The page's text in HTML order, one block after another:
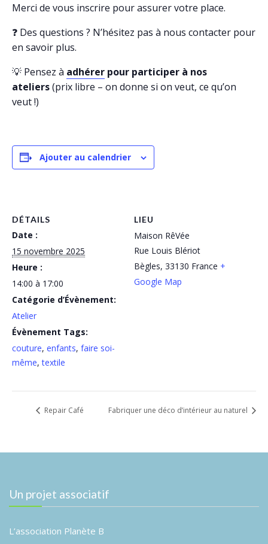
Merci de vous inscrire pour assurer votre place.
❓ Des questions ? N’hésitez pas à nous contacter pour
en savoir plus.
💡 Pensez à adhérer pour participer à nos
ateliers(prix libre – on donne si on veut, ce qu’on
veut !)
Ajouter au calendrier
DÉTAILS
Date :
15 novembre 2025
Heure :
14:00 à 17:00
Catégorie d’Évènement:
Atelier
Évènement Tags:
couture, enfants, faire soi-
même,textile
LIEU
Maison RêVée
Rue Louis Blériot
Bègles, 33130 France +
Google Map
Repair Café Fabriquer une déco d’intérieur au naturel
Un projet associatif
L’association Planète B